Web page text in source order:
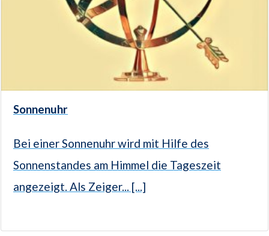
Sonnenuhr
Bei einer Sonnenuhr wird mit Hilfe des
Sonnenstandes am Himmel die Tageszeit
angezeigt. Als Zeiger... [...]